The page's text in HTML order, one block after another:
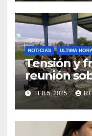
NOTICIAS ULTIMA
Tensión y
reunión
Reparto
FEB 5, 2025